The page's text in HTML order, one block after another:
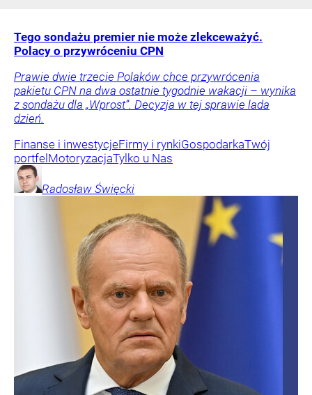
Tego sondażu premier nie może zlekceważyć.
Polacy o przywróceniu CPN
Prawie dwie trzecie Polaków chce przywrócenia
pakietu CPN na dwa ostatnie tygodnie wakacji – wynika
z sondażu dla „Wprost”. Decyzja w tej sprawie lada
dzień.
Finanse i inwestycjeFirmy i rynkiGospodarkaTwój
portfel MotoryzacjaTylko u Nas
Radosław Święcki